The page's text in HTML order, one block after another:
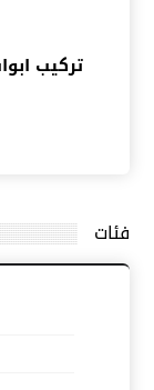
فئات